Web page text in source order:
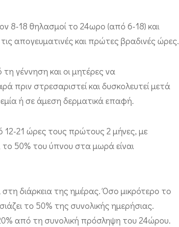
8-18 θηλασμοί το 24ωρο (από 6-18) και
απογευματινές και πρώτες βραδινές ώρες.
γέννηση και οι μητέρες να
πριν στρεσαριστεί και δυσκολευτεί μετά
ή σε άμεση δερματικά επαφή.
21 ώρες τους πρώτους 2 μήνες, με
το 50% του ύπνου στα μωρά είναι
διάρκεια της ημέρας. Όσο μικρότερο το
το 50% της συνολικής ημερήσιας.
από τη συνολική πρόσληψη του 24ώρου.